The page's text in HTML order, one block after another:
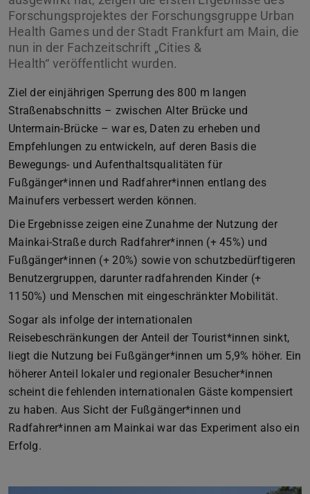
Forschungsprojektes der Forschungsgruppe Urban
Health Games und der Stadt Frankfurt am Main, die
nun in der Fachzeitschrift „Cities &
Health“ veröffentlicht wurden.
Ziel der einjährigen Sperrung des 800 m langen
Straßenabschnitts – zwischen Alter Brücke und
Untermain-Brücke – war es, Daten zu erheben und
Empfehlungen zu entwickeln, auf deren Basis die
Bewegungs- und Aufenthaltsqualitäten für
Fußgänger*innen und Radfahrer*innen entlang des
Mainufers verbessert werden können.
Die Ergebnisse zeigen eine Zunahme der Nutzung der
Mainkai-Straße durch Radfahrer*innen (+ 45%) und
Fußgänger*innen (+ 20%) sowie von schutzbedürftigeren
Benutzergruppen, darunter radfahrenden Kinder (+
1150%) und Menschen mit eingeschränkter Mobilität.
Sogar als infolge der internationalen
Reisebeschränkungen der Anteil der Tourist*innen sinkt,
liegt die Nutzung bei Fußgänger*innen um 5,9% höher. Ein
höherer Anteil lokaler und regionaler Besucher*innen
scheint die fehlenden internationalen Gäste kompensiert
zu haben. Aus Sicht der Fußgänger*innen und
Radfahrer*innen am Mainkai war das Experiment also ein
Erfolg.